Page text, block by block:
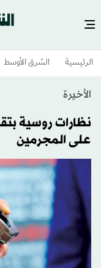
الرئيسية الشرق الأوسط​
الأخيرة
نظارات روسية
على المجرمين